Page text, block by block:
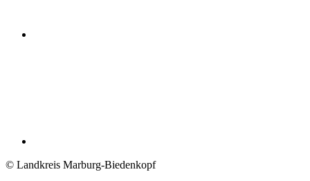
© Landkreis Marburg-Biedenkopf